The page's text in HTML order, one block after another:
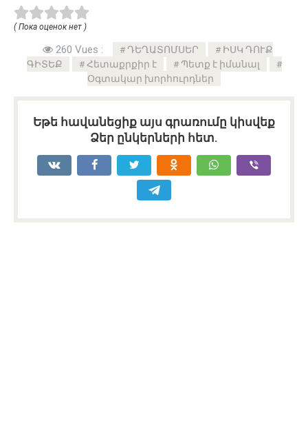
( Пока оценок нет )
260 Vues : ԴԵՂԱՏՈՄՍԵՐ
ԻՍԿ ԴՈՒՔ
ԳԻՏԵՔ
Հետաքրքիր է
Պետք է իմանալ
Օգտակար խորհուրդներ
Եթե հավանեցիք այս գրառումը կիսվեք
Ձեր ընկերների հետ.